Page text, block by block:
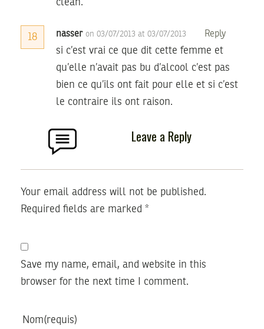
clean.
18 nasser on 03/07/2013 at 03/07/2013 Reply
si c’est vrai ce que dit cette femme et
qu’elle n’avait pas bu d’alcool c’est pas
bien ce qu’ils ont fait pour elle et si c’est
le contraire ils ont raison.
Leave a Reply
Your email address will not be published.
Required fields are marked *
Save my name, email, and website in this
browser for the next time I comment.
Nom(requis)